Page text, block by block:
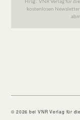
© 2026 bei VNR Verlag für